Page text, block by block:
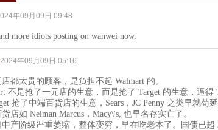
年09月09日 09:48
more idiots posting on wanwei now.
2024年09月09日 05:16
都太贵的顾客，是负担不起 Walmart 的。
不是抢了一元店的生意，而是抢了 Target 的生意，逼得
抢了中端百货店的生意，Sears，JC Penny 之类早就苟延
店如 Neiman Marcus，Macy\'s, 也早名存实亡了。
产阶级严重萎缩，整体变穷，早在吃老本了。国债已